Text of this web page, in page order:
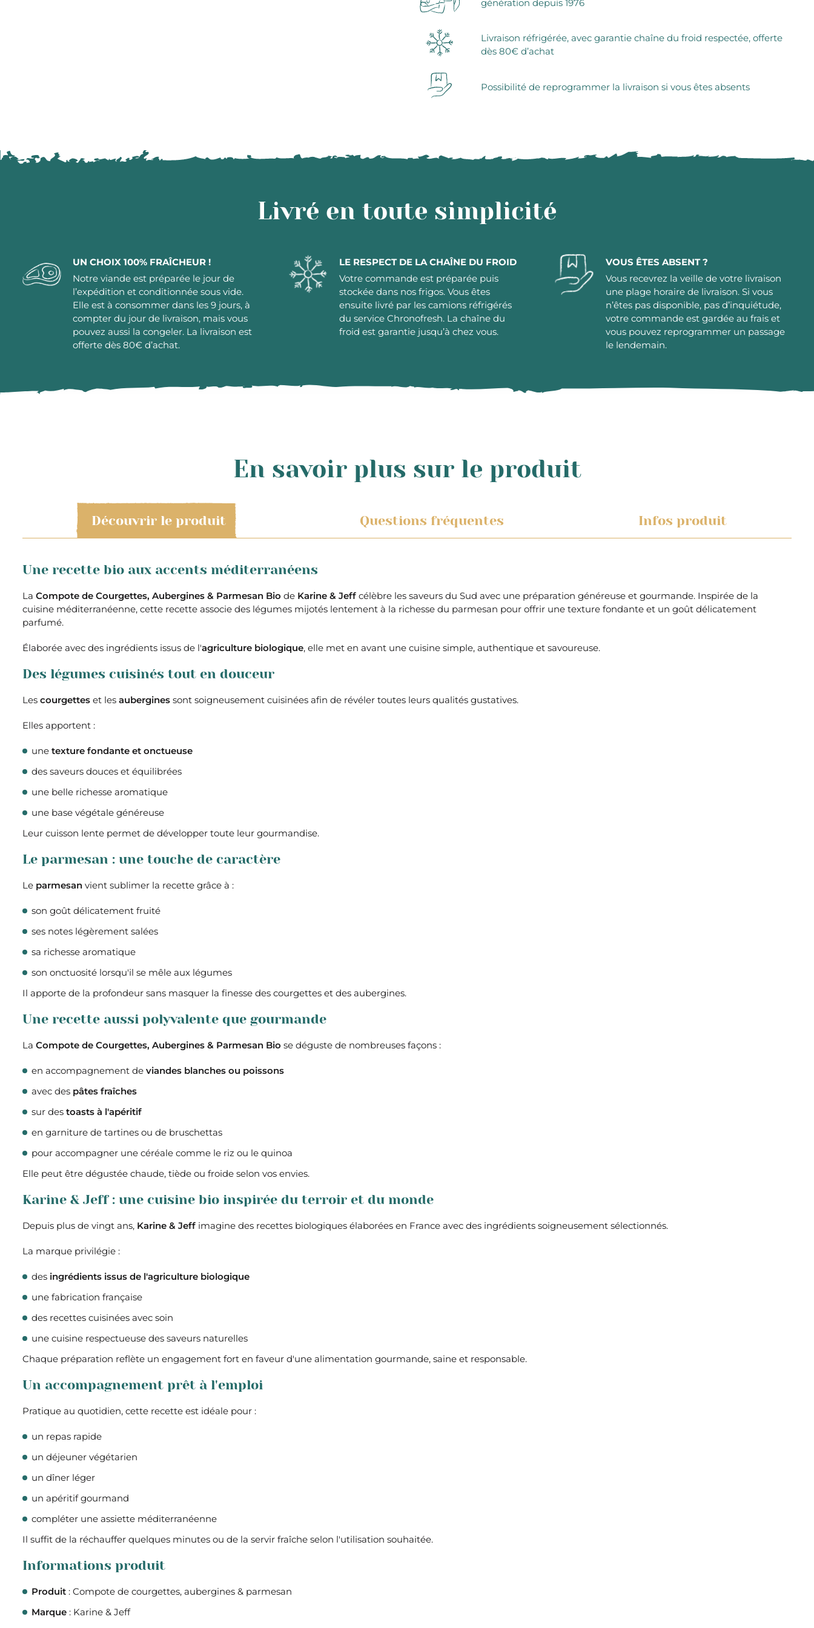
génération depuis 1976
Livraison réfrigérée, avec garantie chaîne du froid respectée, offerte
dès 80€ d’achat
Possibilité de reprogrammer la livraison si vous êtes absents
Livré en toute simplicité
UN CHOIX 100% FRAÎCHEUR !
Notre viande est préparée le jour de
l’expédition et conditionnée sous vide.
Elle est à consommer dans les 9 jours, à
compter du jour de livraison, mais vous
pouvez aussi la congeler. La livraison est
offerte dès 80€ d’achat.
LE RESPECT DE LA CHAÎNE DU FROID
Votre commande est préparée puis
stockée dans nos frigos. Vous êtes
ensuite livré par les camions réfrigérés
du service Chronofresh. La chaîne du
froid est garantie jusqu’à chez vous.
VOUS ÊTES ABSENT ?
Vous recevrez la veille de votre livraison
une plage horaire de livraison. Si vous
n’êtes pas disponible, pas d’inquiétude,
votre commande est gardée au frais et
vous pouvez reprogrammer un passage
le lendemain.
En savoir plus sur le produit
Découvrir le produit Questions fréquentes Infos produit
Une recette bio aux accents méditerranéens
La Compote de Courgettes, Aubergines & Parmesan Bio de Karine & Jeff célèbre les saveurs du Sud avec une préparation généreuse et gourmande. Inspirée de la
cuisine méditerranéenne, cette recette associe des légumes mijotés lentement à la richesse du parmesan pour offrir une texture fondante et un goût délicatement
parfumé.
Élaborée avec des ingrédients issus de l'agriculture biologique, elle met en avant une cuisine simple, authentique et savoureuse.
Des légumes cuisinés tout en douceur
Les courgettes et les aubergines sont soigneusement cuisinées afin de révéler toutes leurs qualités gustatives.
Elles apportent :
une texture fondante et onctueuse
des saveurs douces et équilibrées
une belle richesse aromatique
une base végétale généreuse
Leur cuisson lente permet de développer toute leur gourmandise.
Le parmesan : une touche de caractère
Le parmesan vient sublimer la recette grâce à :
son goût délicatement fruité
ses notes légèrement salées
sa richesse aromatique
son onctuosité lorsqu'il se mêle aux légumes
Il apporte de la profondeur sans masquer la finesse des courgettes et des aubergines.
Une recette aussi polyvalente que gourmande
La Compote de Courgettes, Aubergines & Parmesan Bio se déguste de nombreuses façons :
en accompagnement de viandes blanches ou poissons
avec des pâtes fraîches
sur des toasts à l'apéritif
en garniture de tartines ou de bruschettas
pour accompagner une céréale comme le riz ou le quinoa
Elle peut être dégustée chaude, tiède ou froide selon vos envies.
Karine & Jeff : une cuisine bio inspirée du terroir et du monde
Depuis plus de vingt ans, Karine & Jeff imagine des recettes biologiques élaborées en France avec des ingrédients soigneusement sélectionnés.
La marque privilégie :
des ingrédients issus de l'agriculture biologique
une fabrication française
des recettes cuisinées avec soin
une cuisine respectueuse des saveurs naturelles
Chaque préparation reflète un engagement fort en faveur d'une alimentation gourmande, saine et responsable.
Un accompagnement prêt à l'emploi
Pratique au quotidien, cette recette est idéale pour :
un repas rapide
un déjeuner végétarien
un dîner léger
un apéritif gourmand
compléter une assiette méditerranéenne
Il suffit de la réchauffer quelques minutes ou de la servir fraîche selon l'utilisation souhaitée.
Informations produit
Produit : Compote de courgettes, aubergines & parmesan
Marque : Karine & Jeff